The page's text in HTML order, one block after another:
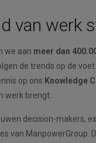
van werk
we aan meer dan
de trends op de voet
op ons Knowledge
werk brengt.
decision-makers,
van ManpowerGroup.